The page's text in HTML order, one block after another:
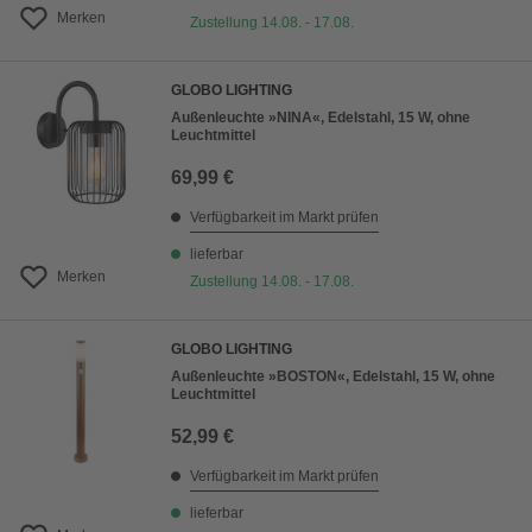
Merken
Zustellung 14.08. - 17.08.
Merken
GLOBO LIGHTING
Außenleuchte »NINA«, Edelstahl, 15 W, ohne
Leuchtmittel
69,99 €
Verfügbarkeit im Markt prüfen
lieferbar
Zustellung 14.08. - 17.08.
GLOBO LIGHTING
Außenleuchte »BOSTON«, Edelstahl, 15 W, ohne
Leuchtmittel
52,99 €
Verfügbarkeit im Markt prüfen
lieferbar